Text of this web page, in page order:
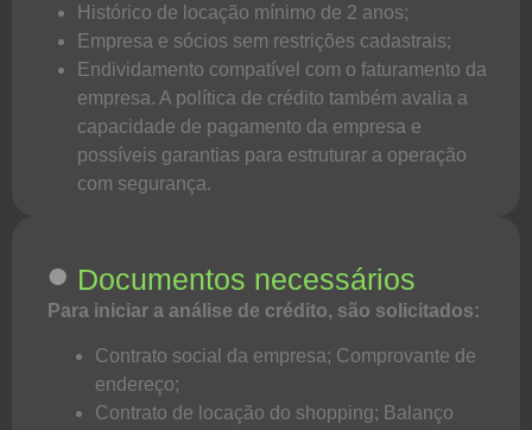
Histórico de locação mínimo de 2 anos;
Empresa e sócios sem restrições cadastrais;
Endividamento compatível com o faturamento da
empresa. A política de crédito também avalia a
capacidade de pagamento da empresa e
possíveis garantias para estruturar a operação
com segurança.
• Documentos necessários
Para iniciar a análise de crédito, são solicitados:
Contrato social da empresa; Comprovante de
endereço;
Contrato de locação do shopping; Balanço